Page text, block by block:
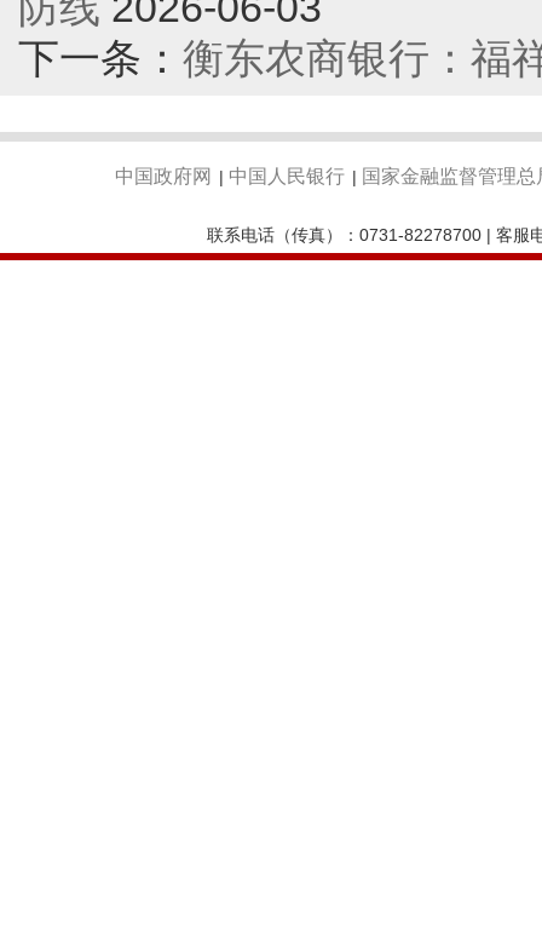
下一条： 衡东农商银行：福
中国政府网 | 中国人民银行 | 国家金融监督管理总
联系电话（传真）：0731-82278700 | 客服